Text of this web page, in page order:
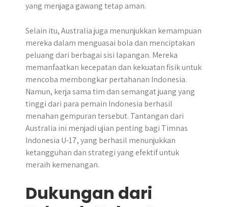
yang menjaga gawang tetap aman.
Selain itu, Australia juga menunjukkan kemampuan
mereka dalam menguasai bola dan menciptakan
peluang dari berbagai sisi lapangan. Mereka
memanfaatkan kecepatan dan kekuatan fisik untuk
mencoba membongkar pertahanan Indonesia.
Namun, kerja sama tim dan semangat juang yang
tinggi dari para pemain Indonesia berhasil
menahan gempuran tersebut. Tantangan dari
Australia ini menjadi ujian penting bagi Timnas
Indonesia U-17, yang berhasil menunjukkan
ketangguhan dan strategi yang efektif untuk
meraih kemenangan.
Dukungan dari